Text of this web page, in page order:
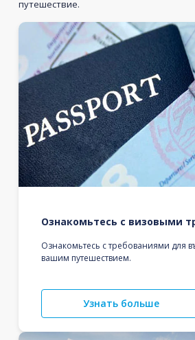
путешествие.
Ознакомьтесь с визовыми
Ознакомьтесь с требованиями для
вашим путешествием.
Узнать больше